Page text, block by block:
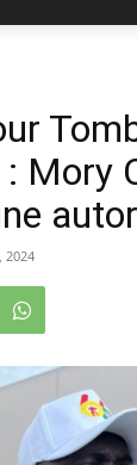
Mory
2024